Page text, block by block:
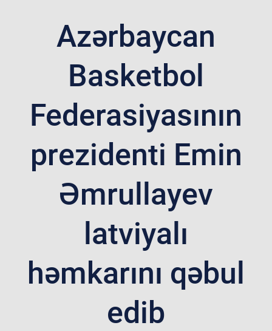
Azərbaycan
Basketbol
Federasiyasının
prezidenti Emin
Əmrullayev
latviyalı
həmkarını qəbul
edib